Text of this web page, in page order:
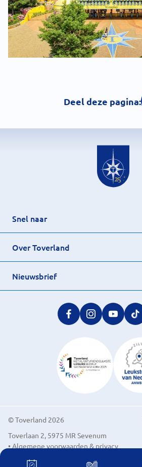
Deel deze pagina:
Snel naar
Over Toverland
Nieuwsbrief
© Toverland 2026
Toverlaan 2, 5975 MR Sevenum
• Algemene voorwaarden & privacy